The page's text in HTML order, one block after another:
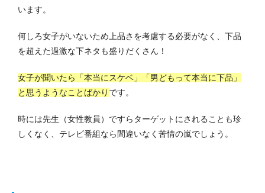
います。
何しろ女子がいないため上品さを考慮する必要がなく、下品
を超えた過激な下ネタも盛りだくさん！
女子が聞いたら「本当にスケベ」「男どもって本当に下品」
と思うようなことばかり です。
時には先生（女性教員）ですらターゲットにされることも珍
しくなく、テレビ番組なら間違いなく苦情の嵐でしょう。